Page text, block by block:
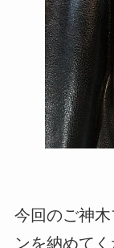
今回のご神
ンを納めて